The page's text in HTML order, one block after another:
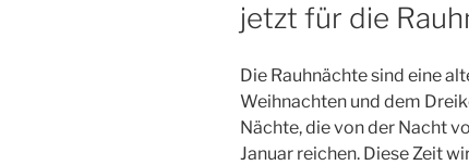
jetzt für die
Die Rauhnächte sind eine
Weihnachten und dem
Nächte, die von der Nacht
Januar reichen. Diese Zeit